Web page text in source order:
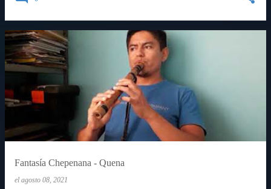
Fantasía Chepenana - Quena
el agosto 08, 2021